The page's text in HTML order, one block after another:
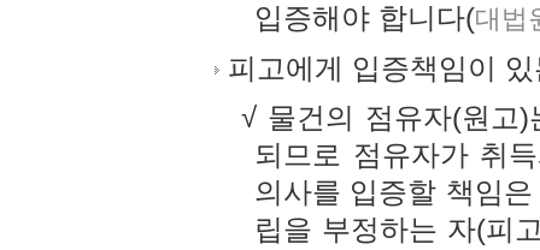
입증해야 합니다(대법
피고에게 입증책임이
√ 물건의 점유자(원고
되므로 점유자가 취
의사를 입증할 책임
립을 부정하는 자(피